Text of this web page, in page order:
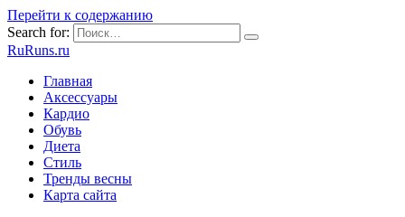
Перейти к содержанию
Search for:
RuRuns.ru
Главная
Аксессуары
Кардио
Обувь
Диета
Стиль
Тренды весны
Карта сайта